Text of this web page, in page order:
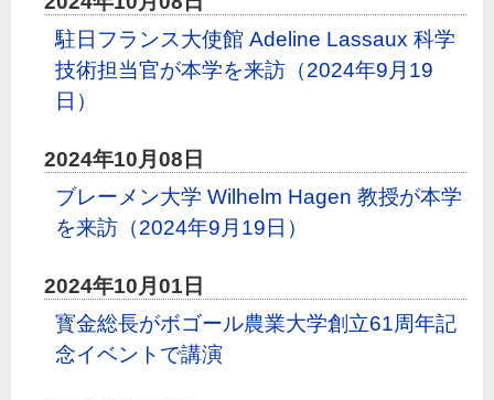
駐日フランス大使館 Adeline Lassaux 科学
技術担当官が本学を来訪（2024年9月19
日）
2024年10月08日
ブレーメン大学 Wilhelm Hagen 教授が本学
を来訪（2024年9月19日）
2024年10月01日
寳金総長がボゴール農業大学創立61周年記
念イベントで講演